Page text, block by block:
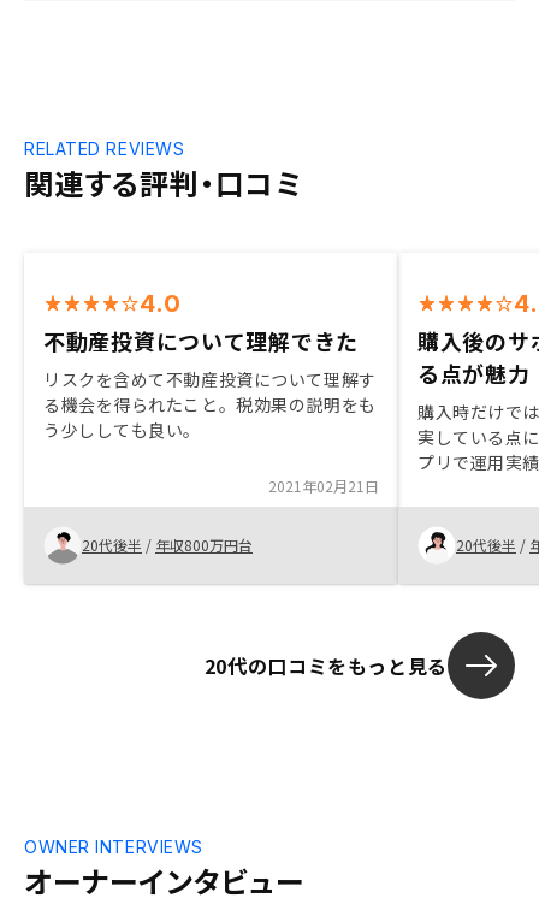
関連する評判・口コミ
RELATED REVIEWS
4.0
不動産投資について理解できた
リスクを含めて不動産投資について理解す
る機会を得られたこと。税効果の説明をも
う少ししても良い。
2021年02月21日
20代後半 / 年収800万円台
購入後のサ
る点が魅力
購入時だけで
実している点
プリで運用実
ました。
20代後半 /
20代の口コミをもっと見る
オーナーインタビュー
OWNER INTERVIEWS